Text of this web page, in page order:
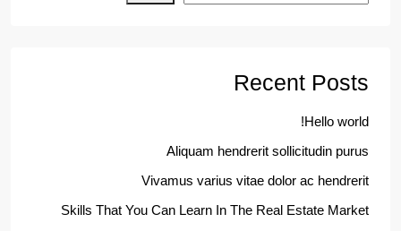
Recent Posts
Hello world!
Aliquam hendrerit sollicitudin purus
Vivamus varius vitae dolor ac hendrerit
Skills That You Can Learn In The Real Estate Market